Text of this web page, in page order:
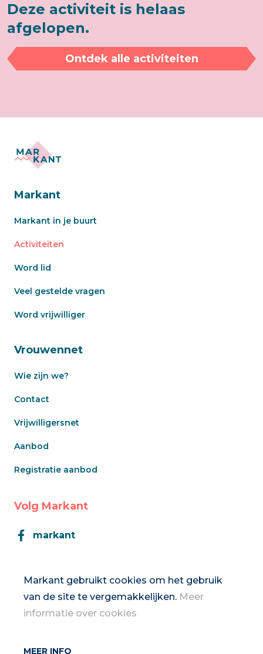
Markant gebruikt cookies om het gebruik
van de site te vergemakkelijken. Meer
informatie over cookies
MEER INFO
Deze activiteit is helaas
afgelopen.
Ontdek alle activiteiten
Markant
Markant in je buurt
Activiteiten
Word lid
Veel gestelde vragen
Word vrijwilliger
Vrouwennet
Wie zijn we?
Contact
Vrijwilligersnet
Aanbod
Registratie aanbod
Volg Markant
markant
Inschrijven op de nieuwsbrief